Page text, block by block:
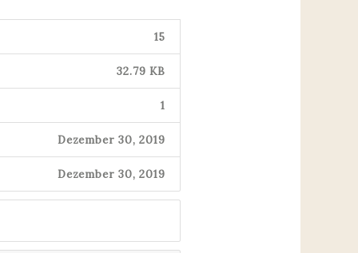
15
32.79 KB
1
Dezember 30, 2019
Dezember 30, 2019